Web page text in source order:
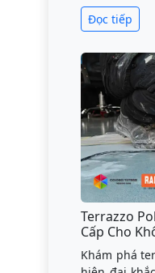
Đọc tiếp
Terrazzo
Cấp Cho
Khám phá